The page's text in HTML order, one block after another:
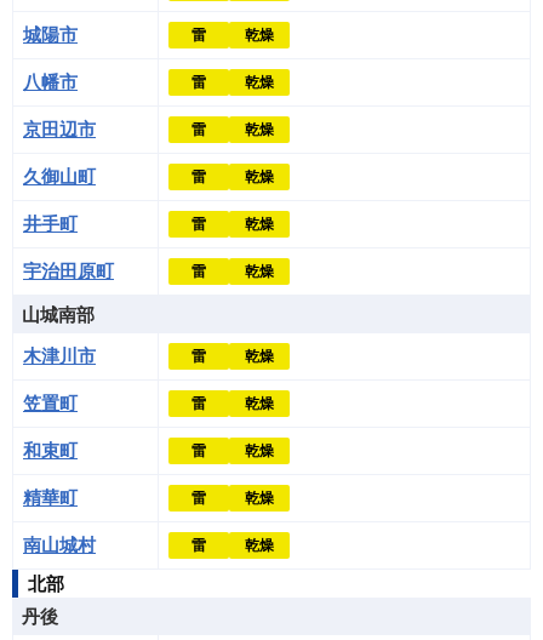
城陽市 雷 乾燥
八幡市 雷 乾燥
京田辺市 雷 乾燥
久御山町 雷 乾燥
井手町 雷 乾燥
宇治田原町 雷 乾燥
山城南部
木津川市
雷 乾燥
笠置町 雷 乾燥
和束町 雷 乾燥
精華町 雷 乾燥
南山城村 雷 乾燥
北部
丹後